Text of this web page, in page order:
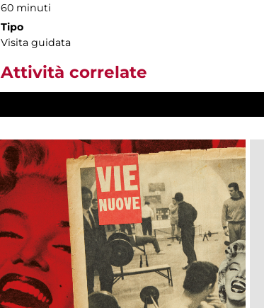
60 minuti
Tipo
Visita guidata
Attività correlate